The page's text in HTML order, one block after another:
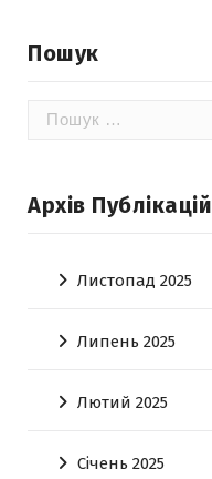
Пошук
Пошук:
Архів Публікацій
Листопад 2025
Липень 2025
Лютий 2025
Січень 2025